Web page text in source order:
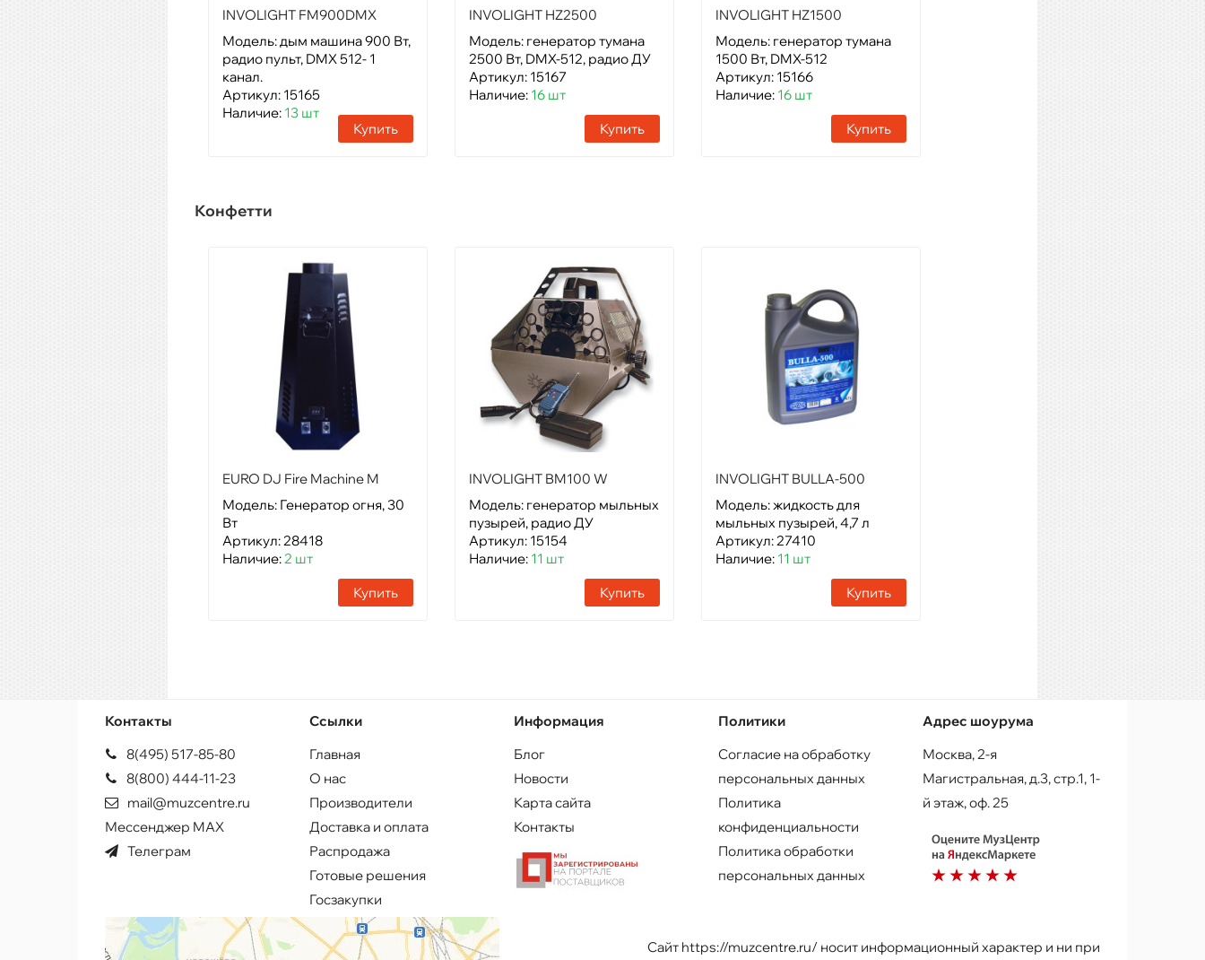
INVOLIGHT FM900DMX
Модель: дым машина 900 Вт,
радио пульт, DMX 512- 1
канал.
Артикул: 15165
Наличие: 13 шт
Купить
INVOLIGHT HZ2500
Модель: генератор тумана
2500 Вт, DMX-512, радио ДУ
Артикул: 15167
Наличие: 16 шт
Купить
INVOLIGHT HZ1500
Модель: генератор тумана
1500 Вт, DMX-512
Артикул: 15166
Наличие: 16 шт
Купить
Конфетти
EURO DJ Fire Machine M
Модель: Генератор огня, 30
Вт
Артикул: 28418
Наличие:2 шт
Купить
INVOLIGHT BM100 W
Модель: генератор мыльных
пузырей, радио ДУ
Артикул: 15154
Наличие: 11 шт
Купить
INVOLIGHT BULLA-500
Модель: жидкость для
мыльных пузырей, 4,7 л
Артикул: 27410
Наличие: 11 шт
Купить
Контакты
8(495) 517-85-80
8(800) 444-11-23
mail@muzcentre.ru
Мессенджер MAX
Телеграм
Ссылки
Главная
О нас
Производители
Доставка и оплата
Распродажа
Готовые решения
Госзакупки
Информация
Блог
Новости
Карта сайта
Контакты
Политики
Согласие на обработку
персональных данных
Политика
конфиденциальности
Политика обработки
персональных данных
Адрес шоурума
Москва, 2-я
Магистральная, д.3, стр.1, 1-
й этаж, оф. 25
Сайт https://muzcentre.ru/ носит информационный характер и ни при